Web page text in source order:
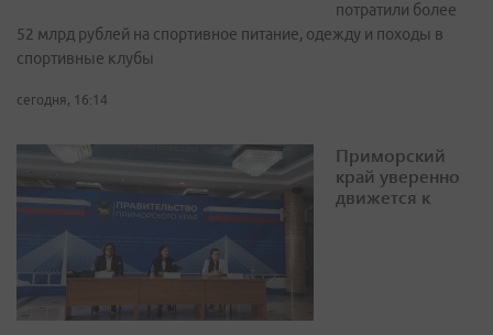
потратили более
52 млрд рублей на спортивное питание, одежду и походы в
спортивные клубы
сегодня, 16:14
Приморский
край уверенно
движется к